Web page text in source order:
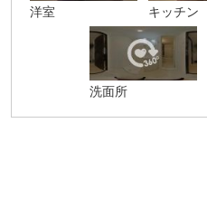
洋室 キッチン
洗面所